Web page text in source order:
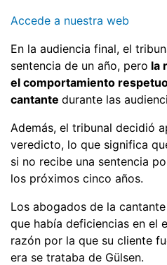
Accede a nuestra web
En la audiencia final, el
sentencia de un año, pero la
el comportamiento
cantante durante las
Además, el tribunal decidió
veredicto, lo que significa
si no recibe una sentencia
los próximos cinco años.
Los abogados de la
que había deficiencias en el
razón por la que su cliente
era se trataba de Gülsen.